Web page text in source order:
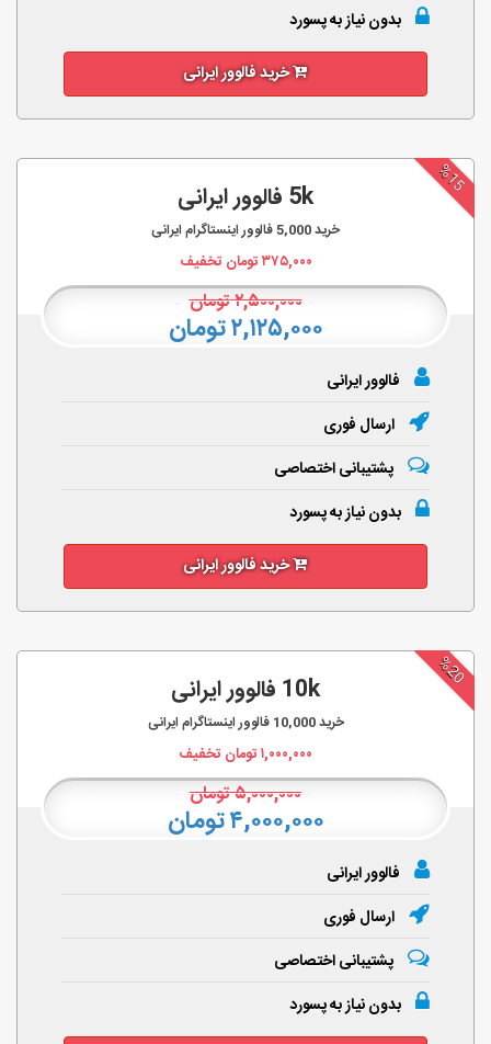
بدون نیاز به پسورد
خرید فالوور ایرانی
%15
5k فالوور ایرانی
خرید5,000فالوور اینستاگرام ایرانی
۳۷۵,۰۰۰تومان تخفیف
۲,۵۰۰,۰۰۰تومان
۲,۱۲۵,۰۰۰ تومان
فالوور ایرانی
ارسال فوری
پشتیبانی اختصاصی
بدون نیاز به پسورد
خرید فالوور ایرانی
%20
10k فالوور ایرانی
خرید10,000 فالوور اینستاگرام ایرانی
۱,۰۰۰,۰۰۰تومان تخفیف
۵,۰۰۰,۰۰۰تومان
۴,۰۰۰,۰۰۰ تومان
فالوور ایرانی
ارسال فوری
پشتیبانی اختصاصی
بدون نیاز به پسورد